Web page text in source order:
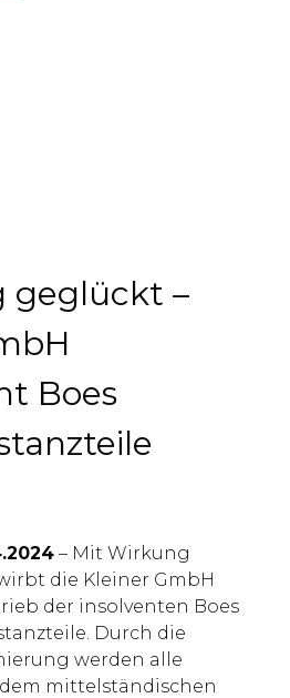
geglückt –
Boes
– Mit Wirkung
die Kleiner GmbH
der insolventen Boes
Durch die
werden alle
mittelständischen